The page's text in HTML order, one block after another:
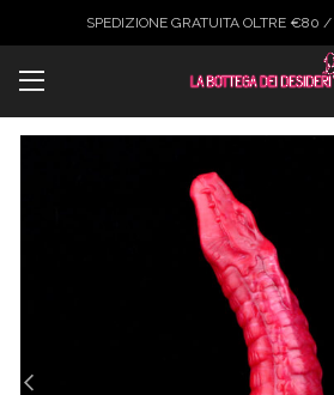
SPEDIZIONE GRATUITA OLTRE €80 /